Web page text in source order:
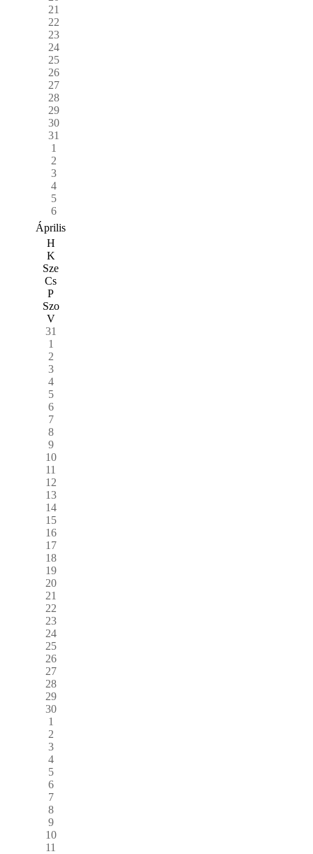
21
22
23
24
25
26
27
28
29
30
31
1
2
3
4
5
6
Április
H
K
Sze
Cs
P
Szo
V
31
1
2
3
4
5
6
7
8
9
10
11
12
13
14
15
16
17
18
19
20
21
22
23
24
25
26
27
28
29
30
1
2
3
4
5
6
7
8
9
10
11